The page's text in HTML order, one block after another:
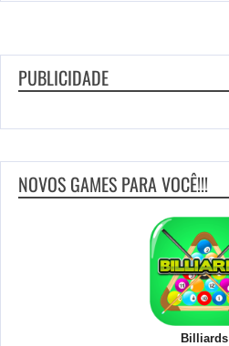
PUBLICIDADE
NOVOS GAMES PARA VOCÊ!!!
Billiards